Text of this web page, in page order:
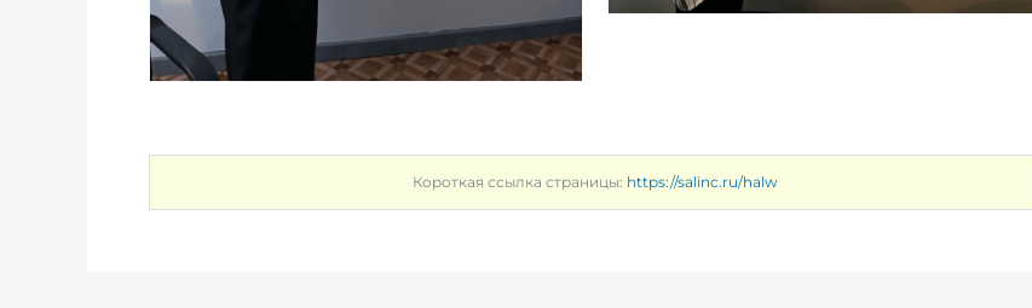
Короткая ссылка страницы: https://salinc.ru/halw